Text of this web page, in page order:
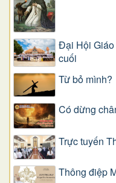
Đại Hội Giáo
cuối
Từ bỏ mình?
Có dừng
Trực tuyến
Thông điệp